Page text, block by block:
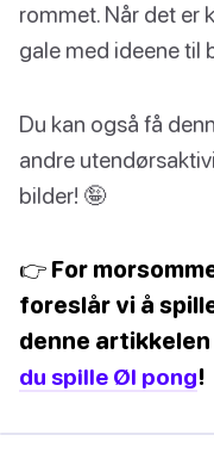
rommet. Når det er
gale med ideene til
Du kan også få
andre
bilder! 🤪
👉 For
foreslår vi å
denne
du spille Øl pong!